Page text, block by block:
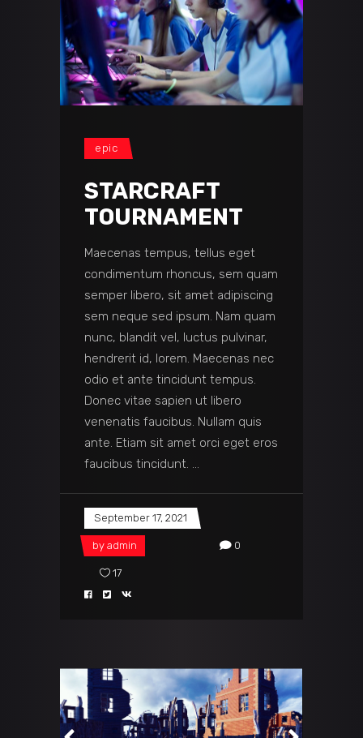
epic
STARCRAFT
TOURNAMENT
Maecenas tempus, tellus eget
condimentum rhoncus, sem quam
semper libero, sit amet adipiscing
sem neque sed ipsum. Nam quam
nunc, blandit vel, luctus pulvinar,
hendrerit id, lorem. Maecenas nec
odio et ante tincidunt tempus.
Donec vitae sapien ut libero
venenatis faucibus. Nullam quis
ante. Etiam sit amet orci eget eros
faucibus tincidunt.
September 17, 2021
by admin 0
17